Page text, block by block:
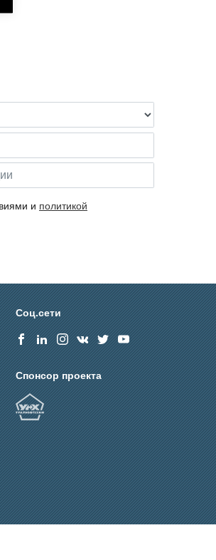
и политикой
Соц.сети
Спонсор проекта